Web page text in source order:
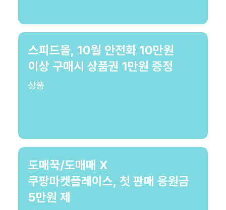
스피드몰, 10월 안전화 10만원
이상 구매시 상품권 1만원 증정
상품
도매꾹/도매매 X
쿠팡마켓플레이스, 첫 판매 응원금
5만원 제